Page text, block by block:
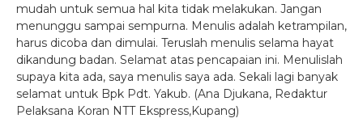
mudah untuk semua hal kita tidak melakukan. Jangan
menunggu sampai sempurna. Menulis adalah ketrampilan,
harus dicoba dan dimulai. Teruslah menulis selama hayat
dikandung badan. Selamat atas pencapaian ini. Menulislah
supaya kita ada, saya menulis saya ada. Sekali lagi banyak
selamat untuk Bpk Pdt. Yakub. (Ana Djukana, Redaktur
Pelaksana Koran NTT Ekspress,Kupang)